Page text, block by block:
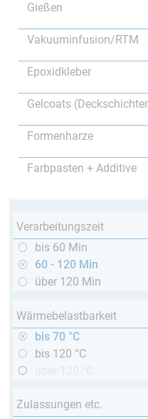
Gießen
Vakuuminfusion/RTM
Epoxidkleber
Gelcoats
Formenharze
Farbpasten + Additive
Verarbeitungszeit
bis 60 Min
60 - 120 Min
über 120 Min
Wärmebelastbarkeit
bis 70 °C
bis 120 °C
Zulassungen etc.